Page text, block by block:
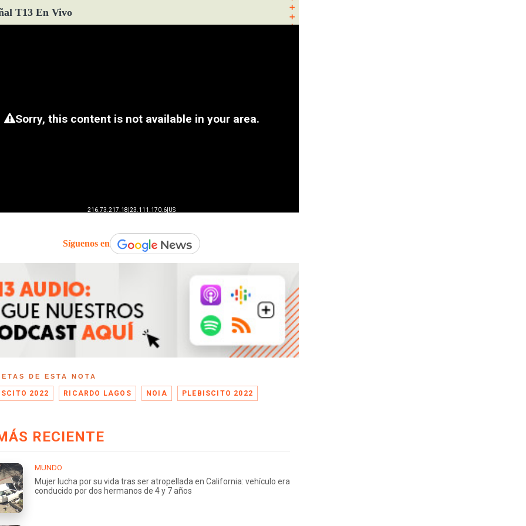
T13 En Vivo
Síguenos en
DE ESTA NOTA
2022 RICARDO LAGOS NOIA PLEBISCITO 2022
RECIENTE
MUNDO
Mujer lucha por su vida tras ser atropellada en California: vehículo era
conducido por dos hermanos de 4 y 7 años